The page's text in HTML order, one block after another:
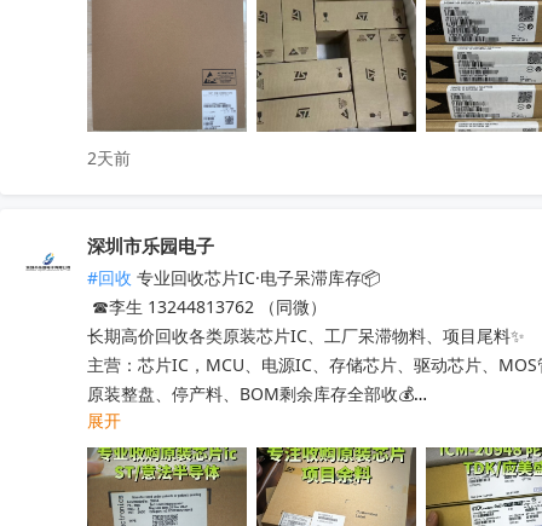
2天前
深圳市乐园电子
#回收 专业回收芯片IC·电子呆滞库存📦
☎李生 13244813762 （同微）
长期高价回收各类原装芯片IC、工厂呆滞物料、项目尾料✨
主营：芯片IC，MCU、电源IC、存储芯片、驱动芯片、
原装整盘、停产料、BOM剩余库存全部收💰
工厂清仓、项目取消、仓库积压、过期呆滞物料均可处理
专业人员上门清点核验，报价透明无套路，现款现结不压款
小批量散料、大批量整仓囤货统一打包回收，全程保密处理
展开